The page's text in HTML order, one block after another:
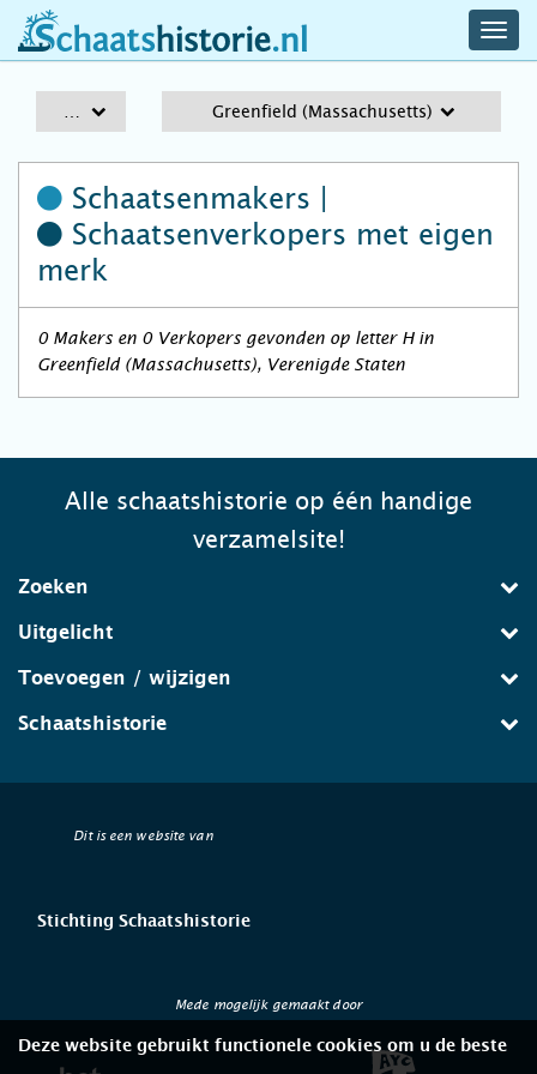
schaatshistorie.nl
Greenfield (Massachusetts)
Schaatsenmakers |
Schaatsenverkopers met eigen
merk
0 Makers en 0 Verkopers gevonden op letter H in
Greenfield (Massachusetts), Verenigde Staten
Alle schaatshistorie op één handige
verzamelsite!
Zoeken
Uitgelicht
Toevoegen / wijzigen
Schaatshistorie
Dit is een website van
Stichting Schaatshistorie
Mede mogelijk gemaakt door
Deze website gebruikt functionele cookies om u de beste